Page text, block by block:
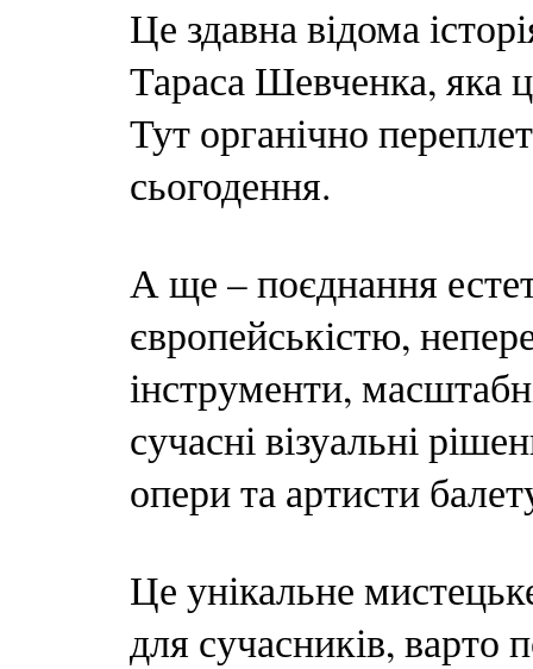
Це здавна відома
Тараса Шевченка, яка
Тут органічно
сьогодення.
А ще – поєднання
європейськістю,
інструменти,
сучасні візуальні
опери та артисти
Це унікальне
для сучасників, варто